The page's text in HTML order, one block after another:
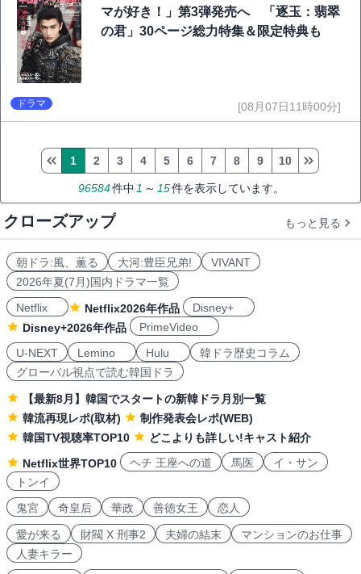
マが好き！」第3弾発売へ 「逐玉：翡翠
の君」30ページ総力特集＆限定特典も
ドラマ [08月07日11時00分]
96584件中1 ～ 15件を表示しています。
1 2 3 4 5 6 7 8 9 10
クローズアップ もっと見る
朝ドラ:風、薫る 大河:豊臣兄弟!
VIVANT
2026年夏(7月)国内ドラマ一覧
Netflix
Netflix2026年作品
Disney+
Disney+2026年作品
PrimeVideo
U-NEXT
Lemino Hulu
韓ドラ歴史コラム
グローバル視点で読む韓国ドラ
【最新8月】韓国でスタートの新韓ドラ月別一覧
韓流再現レポ(取材)
制作発表会レポ(WEB)
韓国TV視聴率TOP10
どこよりも詳しい!キャスト紹介
Netflix世界TOP10
ヘチ 王座への道 馬医
イ・サン
トンイ
鬼宮
奇皇后 華政 善徳女王 恋人
愛が来る 財閥 X 刑事2 夫婦の結末
マンションのお仕事
人妻キラー